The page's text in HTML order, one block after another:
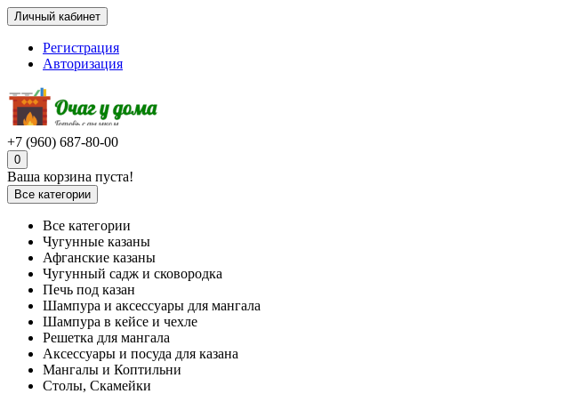
Личный кабинет
Регистрация
Авторизация
+7 (960) 687-80-00
0
Ваша корзина пуста!
Все категории
Все категории
Чугунные казаны
Афганские казаны
Чугунный садж и сковородка
Печь под казан
Шампура и аксессуары для мангала
Шампура в кейсе и чехле
Решетка для мангала
Аксессуары и посуда для казана
Мангалы и Коптильни
Столы, Скамейки